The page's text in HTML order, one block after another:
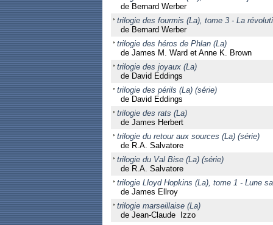
de Bernard Werber
trilogie des fourmis (La), tome 3 - La
de Bernard Werber
trilogie des héros de Phlan (La)
de James M. Ward et Anne K. Brown
trilogie des joyaux (La)
de David Eddings
trilogie des périls (La) (série)
de David Eddings
trilogie des rats (La)
de James Herbert
trilogie du retour aux sources (La) (série)
de R.A. Salvatore
trilogie du Val Bise (La) (série)
de R.A. Salvatore
trilogie Lloyd Hopkins (La), tome 1 - Lune
de James Ellroy
trilogie marseillaise (La)
de Jean-Claude Izzo